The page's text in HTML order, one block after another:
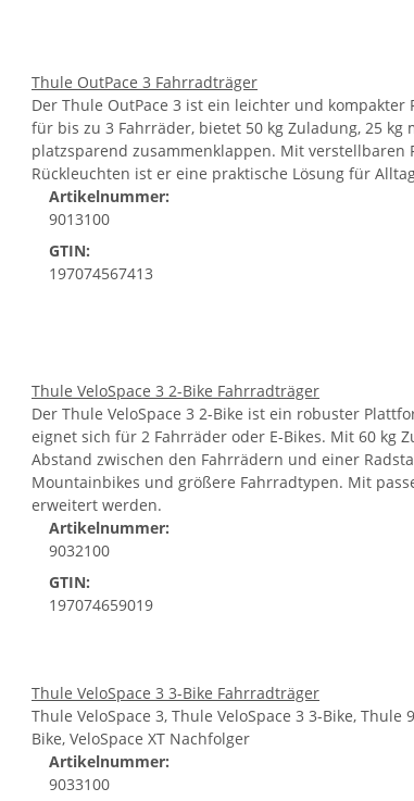
Thule OutPace 3 Fahrradträger
Der Thule OutPace 3 ist ein leichter und
für bis zu 3 Fahrräder, bietet 50 kg Zuladung, 25
platzsparend zusammenklappen. Mit
Rückleuchten ist er eine praktische Lösung für
Artikelnummer:
9013100
GTIN:
197074567413
Thule VeloSpace 3 2-Bike Fahrradträger
Der Thule VeloSpace 3 2-Bike ist ein robuster
eignet sich für 2 Fahrräder oder E-Bikes. Mit 60 kg
Abstand zwischen den Fahrrädern und einer
Mountainbikes und größere Fahrradtypen. Mit
erweitert werden.
Artikelnummer:
9032100
GTIN:
197074659019
Thule VeloSpace 3 3-Bike Fahrradträger
Thule VeloSpace 3, Thule VeloSpace 3 3-Bike,
Bike, VeloSpace XT Nachfolger
Artikelnummer:
9033100